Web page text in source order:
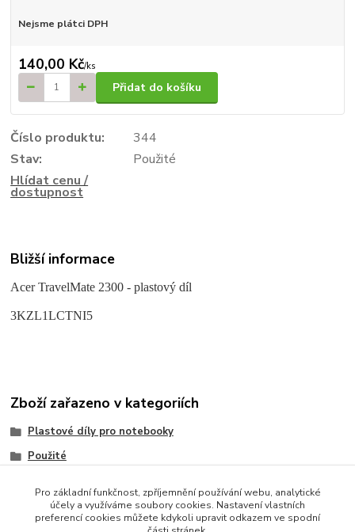
Nejsme plátci DPH
140,00 Kč/ks
Přidat do košíku
Číslo produktu:
344
Stav:
Použité
Hlídat cenu /
dostupnost
Bližší informace
Acer TravelMate 2300 - plastový díl
3KZL1LCTNI5
Zboží zařazeno v kategoriích
Plastové díly pro notebooky
Použité
Pro základní funkčnost, zpříjemnění používání webu, analytické
účely a využíváme soubory cookies. Nastavení vlastních
preferencí cookies můžete kdykoli upravit odkazem ve spodní